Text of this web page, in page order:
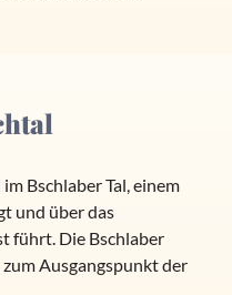
Bschlaber Tal, einem
und über das
führt. Die Bschlaber
Ausgangspunkt der